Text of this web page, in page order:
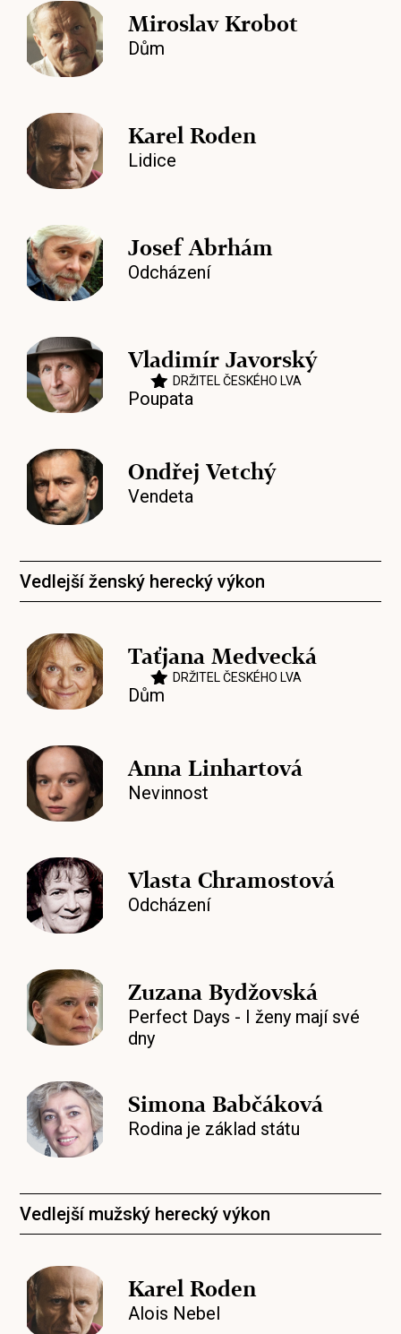
Miroslav Krobot
Dům
Karel Roden
Lidice
Josef Abrhám
Odcházení
Vladimír Javorský
DRŽITEL ČESKÉHO LVA
Poupata
Ondřej Vetchý
Vendeta
Vedlejší ženský herecký výkon
Taťjana Medvecká
DRŽITEL ČESKÉHO LVA
Dům
Anna Linhartová
Nevinnost
Vlasta Chramostová
Odcházení
Zuzana Bydžovská
Perfect Days - I ženy mají své
dny
Simona Babčáková
Rodina je základ státu
Vedlejší mužský herecký výkon
Karel Roden
Alois Nebel